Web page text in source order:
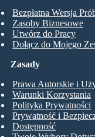
Bezpłatna Wersja
Zasoby Biznesowe
Utwórz do Pracy
Dołącz do Mojego
Zasady
Prawa Autorskie i
Warunki Korzystania
Polityka Prywatności
Prywatność i
Dostępność